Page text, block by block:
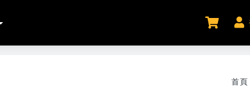
首頁